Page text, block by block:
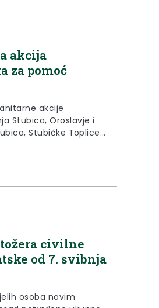
akcija
za pomoć
akcije
Stubica, Oroslavje i
Stubičke Toplice
stradalima u potresu.
civilne
od 7. svibnja
osoba novim